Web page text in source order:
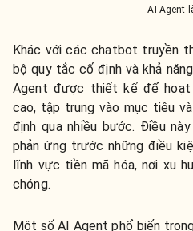
AI Agent
Khác với các chatbot truyền
bộ quy tắc cố định và khả
Agent được thiết kế để
cao, tập trung vào mục tiêu
định qua nhiều bước. Điều
phản ứng trước những điều
lĩnh vực tiền mã hóa, nơi xu
chóng.
Một số AI Agent phổ biến